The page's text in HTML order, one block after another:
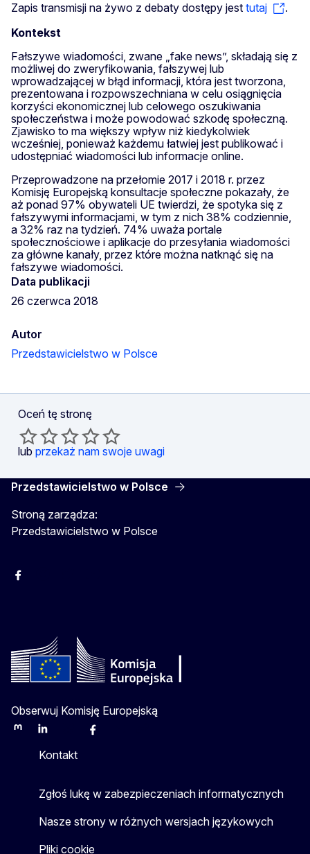
Zapis transmisji na żywo z debaty dostępy jest tutaj
.
Kontekst
Fałszywe wiadomości, zwane „fake news”, składają się z
możliwej do zweryfikowania, fałszywej lub
wprowadzającej w błąd informacji, która jest tworzona,
prezentowana i rozpowszechniana w celu osiągnięcia
korzyści ekonomicznej lub celowego oszukiwania
społeczeństwa i może powodować szkodę społeczną.
Zjawisko to ma większy wpływ niż kiedykolwiek
wcześniej, ponieważ każdemu łatwiej jest publikować i
udostępniać wiadomości lub informacje online.
Przeprowadzone na przełomie 2017 i 2018 r. przez
Komisję Europejską konsultacje społeczne pokazały, że
aż ponad 97% obywateli UE twierdzi, że spotyka się z
fałszywymi informacjami, w tym z nich 38% codziennie,
a 32% raz na tydzień. 74% uważa portale
społecznościowe i aplikacje do przesyłania wiadomości
za główne kanały, przez które można natknąć się na
fałszywe wiadomości.
Data publikacji
26 czerwca 2018
Autor
Przedstawicielstwo w Polsce
Oceń tę stronę
lub przekaż nam swoje uwagi
Przedstawicielstwo w Polsce
Stroną zarządza:
Przedstawicielstwo w Polsce
Facebook
Obserwuj Komisję Europejską
MastodonLinkedInBlueskyFacebook
Kontakt
Zgłoś lukę w zabezpieczeniach informatycznych
Nasze strony w różnych wersjach językowych
Pliki cookie